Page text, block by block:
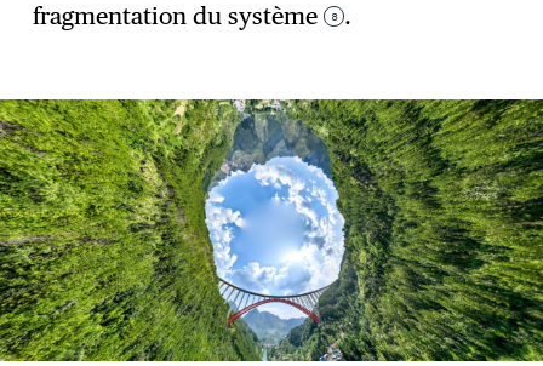
fragmentation du système 8 .